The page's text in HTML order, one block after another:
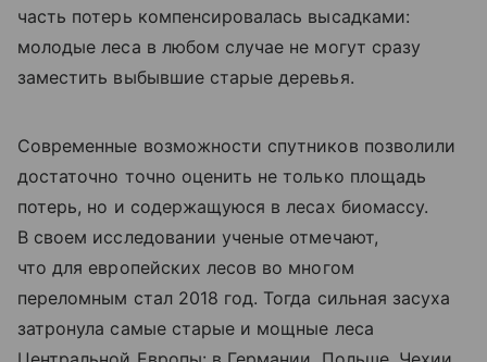
часть потерь компенсировалась высадками:
молодые леса в любом случае не могут сразу
заместить выбывшие старые деревья.
Современные возможности спутников позволили
достаточно точно оценить не только площадь
потерь, но и содержащуюся в лесах биомассу.
В своем исследовании ученые отмечают,
что для европейских лесов во многом
переломным стал 2018 год. Тогда сильная засуха
затронула самые старые и мощные леса